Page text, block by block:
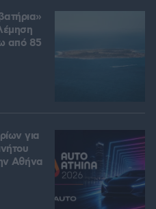
από 85
για
Αθήνα